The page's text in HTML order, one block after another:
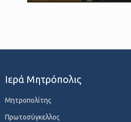
Ιερά Μητρόπολις
Μητροπολίτης
Πρωτοσύγκελλος